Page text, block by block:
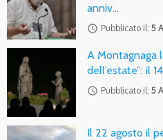
anniv…
access_time Pubblicato il: 5
A Montagnaga
dell’estate”: il
access_time Pubblicato il: 5
Il 22 agosto il